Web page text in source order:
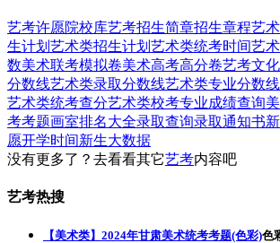
艺考许愿院校库艺考招生简章招生章程艺
生计划 艺术类招生计划 艺术类统考时间艺
数美术联考模拟卷美术高考高分卷艺考文
分数线艺术类录取分数线艺术类专业分数线
艺术类统考查分艺术类校考专业成绩查询
考考题画室排名大全录取查询录取通知书
愿开学时间新生大数据
没有更多了？去看看其它艺考内容吧
艺考热搜
【美术类】2024年甘肃美术统考考题(色彩)色